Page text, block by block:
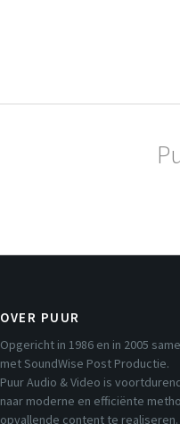
OVER PUUR
Opgericht in 1986 en in 2005
met SoundWise Post Productie.
Puur Audio & Video is
naar moderne en efficiënte
opvallende content te realiseren.